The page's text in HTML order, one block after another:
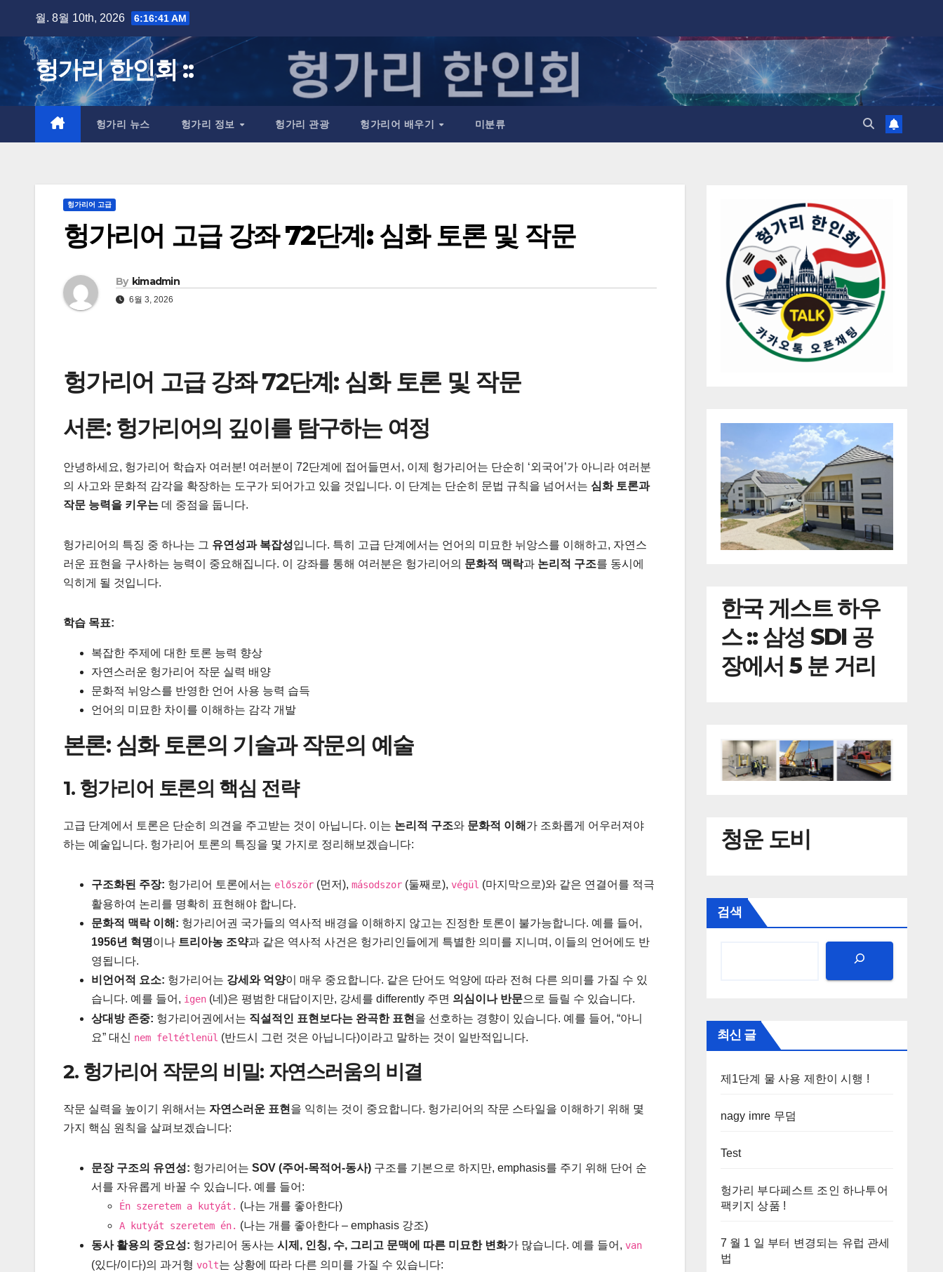
content
월. 8월 10th, 2026 6:16:42 AM
헝가리 한인회 ::
헝가리 뉴스 헝가리 정보 헝가리 관광 헝가리어 배우기 미분류
헝가리어 고급
헝가리어 고급 강좌 72단계: 심화 토론 및 작문
By kimadmin
6월 3, 2026
헝가리어 고급 강좌 72단계: 심화 토론 및 작문
서론: 헝가리어의 깊이를 탐구하는 여정
안녕하세요, 헝가리어 학습자 여러분! 여러분이 72단계에 접어들면서, 이제 헝가리어는 단순히 ‘외국어’가 아니라 여러분
의 사고와 문화적 감각을 확장하는 도구가 되어가고 있을 것입니다. 이 단계는 단순히 문법 규칙을 넘어서는 심화 토론과
작문 능력을 키우는 데 중점을 둡니다.
헝가리어의 특징 중 하나는 그 유연성과 복잡성입니다. 특히 고급 단계에서는 언어의 미묘한 뉘앙스를 이해하고, 자연스
러운 표현을 구사하는 능력이 중요해집니다. 이 강좌를 통해 여러분은 헝가리어의 문화적 맥락과 논리적 구조를 동시에
익히게 될 것입니다.
학습 목표:
복잡한 주제에 대한 토론 능력 향상
자연스러운 헝가리어 작문 실력 배양
문화적 뉘앙스를 반영한 언어 사용 능력 습득
언어의 미묘한 차이를 이해하는 감각 개발
본론: 심화 토론의 기술과 작문의 예술
1. 헝가리어 토론의 핵심 전략
고급 단계에서 토론은 단순히 의견을 주고받는 것이 아닙니다. 이는 논리적 구조와 문화적 이해 가 조화롭게 어우러져야
하는 예술입니다. 헝가리어 토론의 특징을 몇 가지로 정리해보겠습니다:
구조화된 주장: 헝가리어 토론에서는 először (먼저), másodszor (둘째로), végül (마지막으로)와 같은 연결어를 적극
활용하여 논리를 명확히 표현해야 합니다.
문화적 맥락 이해: 헝가리어권 국가들의 역사적 배경을 이해하지 않고는 진정한 토론이 불가능합니다. 예를 들어,
1956년 혁명이나 트리아농 조약과 같은 역사적 사건은 헝가리인들에게 특별한 의미를 지니며, 이들의 언어에도 반
영됩니다.
비언어적 요소: 헝가리어는 강세와 억양이 매우 중요합니다. 같은 단어도 억양에 따라 전혀 다른 의미를 가질 수 있
습니다. 예를 들어, igen (네)은 평범한 대답이지만, 강세를 differently 주면 의심이나 반문으로 들릴 수 있습니다.
상대방 존중: 헝가리어권에서는 직설적인 표현보다는 완곡한 표현 을 선호하는 경향이 있습니다. 예를 들어, “아니
요” 대신 nem feltétlenül (반드시 그런 것은 아닙니다)이라고 말하는 것이 일반적입니다.
2. 헝가리어 작문의 비밀: 자연스러움의 비결
작문 실력을 높이기 위해서는 자연스러운 표현 을 익히는 것이 중요합니다. 헝가리어의 작문 스타일을 이해하기 위해 몇
가지 핵심 원칙을 살펴보겠습니다:
문장 구조의 유연성: 헝가리어는 SOV (주어-목적어-동사) 구조를 기본으로 하지만, emphasis를 주기 위해 단어 순
서를 자유롭게 바꿀 수 있습니다. 예를 들어:
Én szeretem a kutyát. (나는 개를 좋아한다)
A kutyát szeretem én. (나는 개를 좋아한다 – emphasis 강조)
동사 활용의 중요성: 헝가리어 동사는 시제, 인칭, 수, 그리고 문맥에 따른 미묘한 변화가 많습니다. 예를 들어, van
(있다/이다)의 과거형 volt는 상황에 따라 다른 의미를 가질 수 있습니다:
한국 게스트 하우
스 :: 삼성 SDI 공
장에서 5 분 거리
청운 도비
검색
최신 글
제1단계 물 사용 제한이 시행 !
nagy imre 무덤
Test
헝가리 부다페스트 조인 하나투어
팩키지 상품 !
7 월 1 일 부터 변경되는 유럽 관세
법